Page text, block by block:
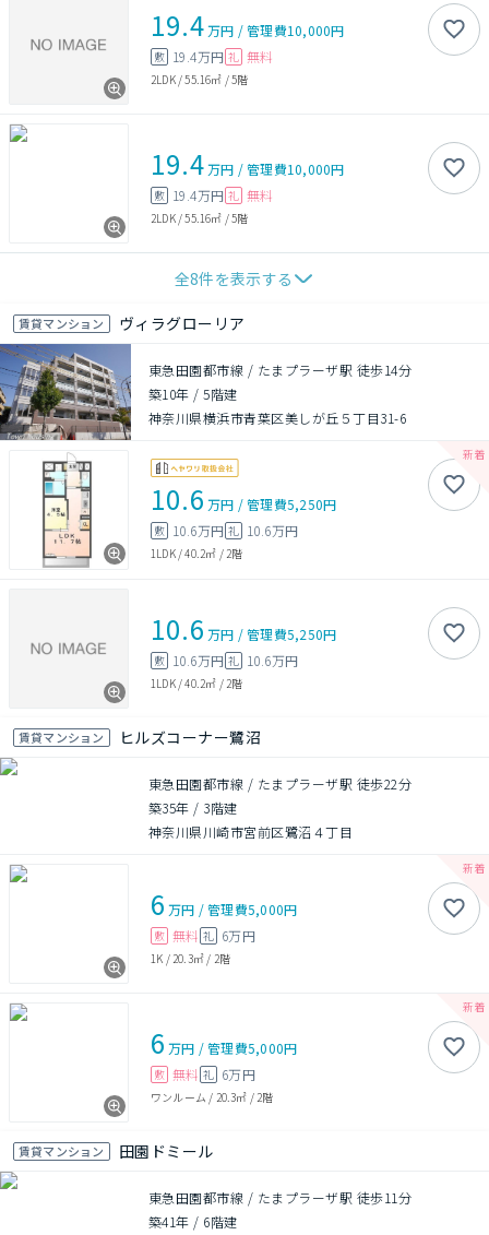
19.4万円 /管理費10,000円
敷 19.4万円 礼 無料
2LDK/55.16㎡ /5階
19.4万円 /管理費10,000円
敷 19.4万円 礼 無料
2LDK/55.16㎡ /5階
全8件を表示する
賃貸マンション ヴィラグローリア
東急田園都市線 / たまプラーザ駅 徒歩14分
築10年 /5階建
神奈川県横浜市青葉区美しが丘５丁目31-6
10.6 万円 /管理費5,250円
敷 10.6万円 礼 10.6万円
1LDK/40.2㎡ /2階
10.6 万円 /管理費5,250円
敷 10.6万円 礼 10.6万円
1LDK/40.2㎡ / 2階
賃貸マンション ヒルズコーナー鷺沼
東急田園都市線 / たまプラーザ駅 徒歩22分
築35年 / 3階建
神奈川県川崎市宮前区鷺沼４丁目
6 万円 /管理費5,000円
敷 無料 礼 6万円
1K / 20.3㎡ / 2階
6 万円 /管理費5,000円
敷 無料 礼 6万円
ワンルーム / 20.3㎡ / 2階
賃貸マンション 田園ドミール
東急田園都市線 / たまプラーザ駅 徒歩11分
築41年 / 6階建